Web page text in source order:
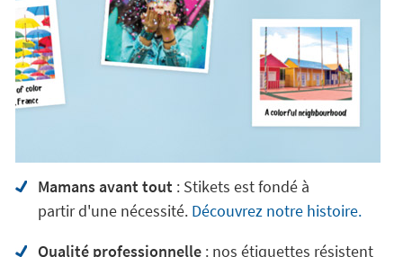
Mamans avant tout: Stikets est fondé à
partir d'une nécessité. Découvrez notre histoire.
Qualité professionnelle: nos étiquettes résistent